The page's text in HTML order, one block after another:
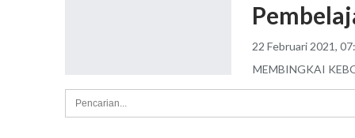
22 Februari 2021,
MEMBINGKAI